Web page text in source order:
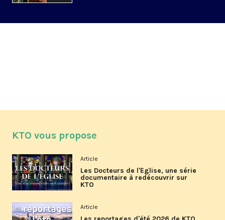
KTO vous propose
Article
Les Docteurs de l'Église, une série
documentaire à redécouvrir sur
KTO
Article